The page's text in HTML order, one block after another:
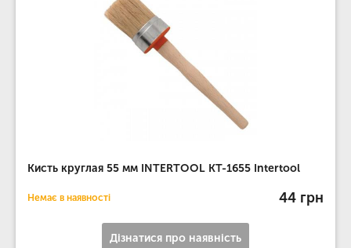
Кисть круглая 55 мм INTERTOOL KT-1655 Intertool
Немає в наявності 44 грн
Дізнатися про наявність